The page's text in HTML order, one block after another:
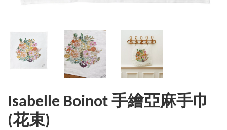
Isabelle Boinot 手繪亞麻手巾
(花束)